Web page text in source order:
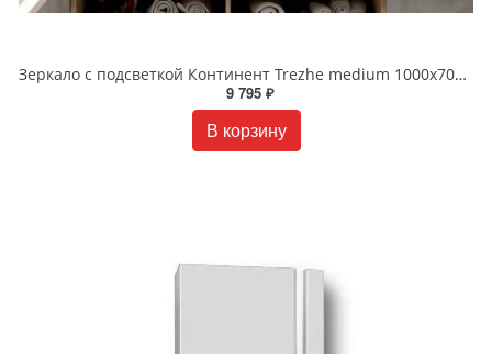
Зеркало с подсветкой Континент Trezhe medium 1000x700 с сенсором ЗЛП2284
9 795 ₽
В корзину